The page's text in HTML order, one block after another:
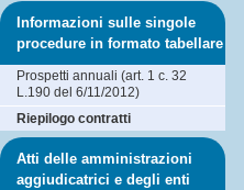
Informazioni sulle singole
procedure in formato tabellare
Prospetti annuali (art. 1 c. 32
L.190 del 6/11/2012)
Riepilogo contratti
Atti delle amministrazioni
aggiudicatrici e degli enti